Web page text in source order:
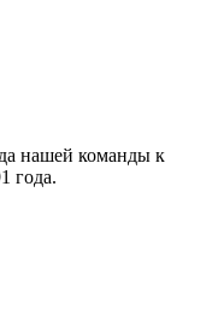
нашей команды к
года.